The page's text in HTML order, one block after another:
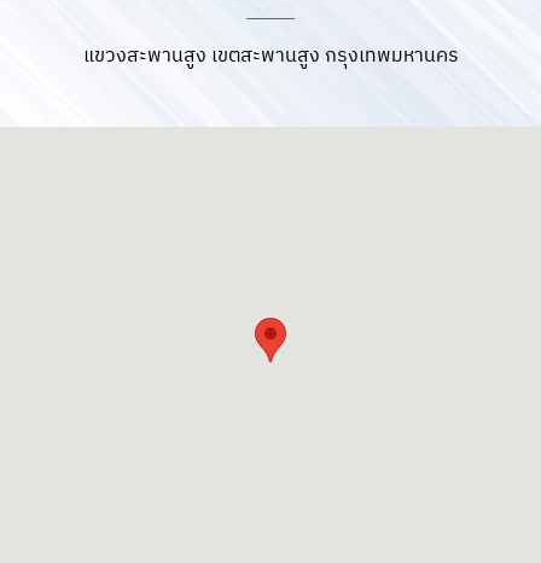
แขวงสะพานสูง เขตสะพานสูง กรุงเทพมหานคร